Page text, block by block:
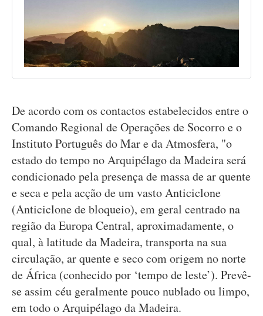
De acordo com os contactos estabelecidos entre o
Comando Regional de Operações de Socorro e o
Instituto Português do Mar e da Atmosfera, "o
estado do tempo no Arquipélago da Madeira será
condicionado pela presença de massa de ar quente
e seca e pela acção de um vasto Anticiclone
(Anticiclone de bloqueio), em geral centrado na
região da Europa Central, aproximadamente, o
qual, à latitude da Madeira, transporta na sua
circulação, ar quente e seco com origem no norte
de África (conhecido por ‘tempo de leste’). Prevê-
se assim céu geralmente pouco nublado ou limpo,
em todo o Arquipélago da Madeira.